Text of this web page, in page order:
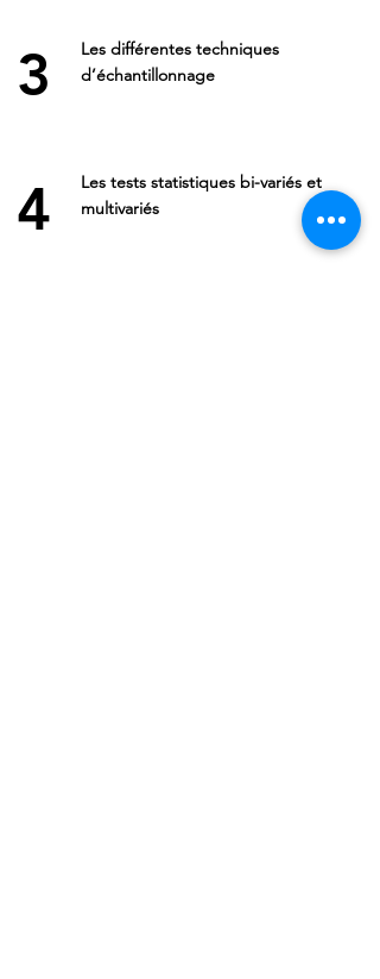
3
Les différentes techniques
d’échantillonnage
4
Les tests statistiques bi-variés et
multivariés